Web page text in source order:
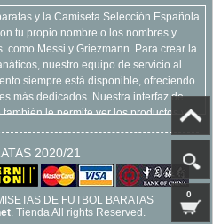
y la Camiseta Selección Española
tu propio nombre o los nombres y
como Messi y Griezmann. Para crear la
nuestro equipo de servicio al
siempre está disponible, ofreciendo
más dedicados. Nuestra interfaz de
le permite ver los productos y
de la experiencia en línea camisetas
www.camisetasfutbol.net
2020/21
DE FUTBOL BARATAS
. Tienda All rights Reserved.
0